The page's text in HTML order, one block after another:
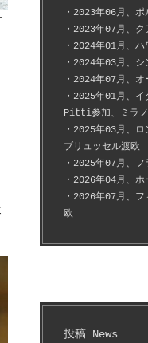
・2023年06月、
・2023年07月、
・2024年01月、
・2024年03月、
・2024年07月、
・2025年01月、
Pitti参加、ミラノ
・2025年03月、ロ
ブリュッセル渡欧
・2025年07月、
・2026年04月、
・2026年07月、
欧
投稿 News